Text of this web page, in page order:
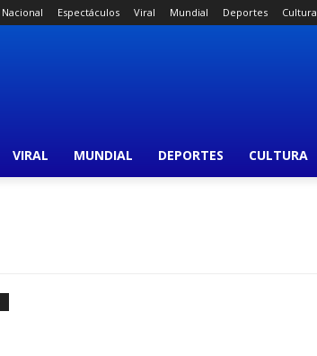
Nacional Espectáculos Viral Mundial Deportes Cultura
VIRAL MUNDIAL DEPORTES CULTURA